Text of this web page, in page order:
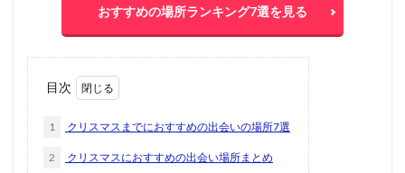
おすすめの場所ランキング7選を見る
目次
1 クリスマスまでにおすすめの出会いの場所7選
2 クリスマスにおすすめの出会い場所まとめ